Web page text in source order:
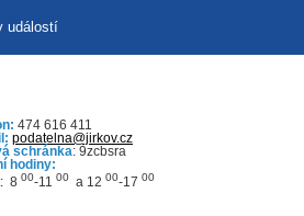
událostí
474 616 411
podatelna@jirkov.cz
schránka: 9zcbsra
hodiny:
8 00-11 00 a 12 00-17 00